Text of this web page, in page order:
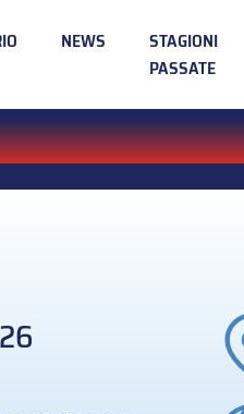
NEWS
STAGIONI
PASSATE